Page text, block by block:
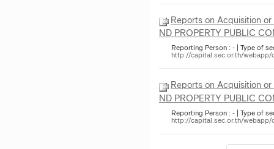
Reports on Acquisition
ND PROPERTY PUBLIC
Reporting Person : - | Type of
http://capital.sec.or.th/
Reports on Acquisition
ND PROPERTY PUBLIC
Reporting Person : - | Type of
http://capital.sec.or.th/